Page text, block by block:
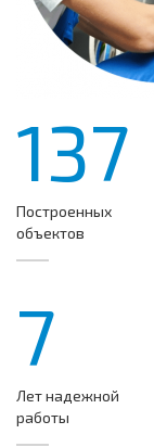
137
Построенных
объектов
7
Лет надежной
работы